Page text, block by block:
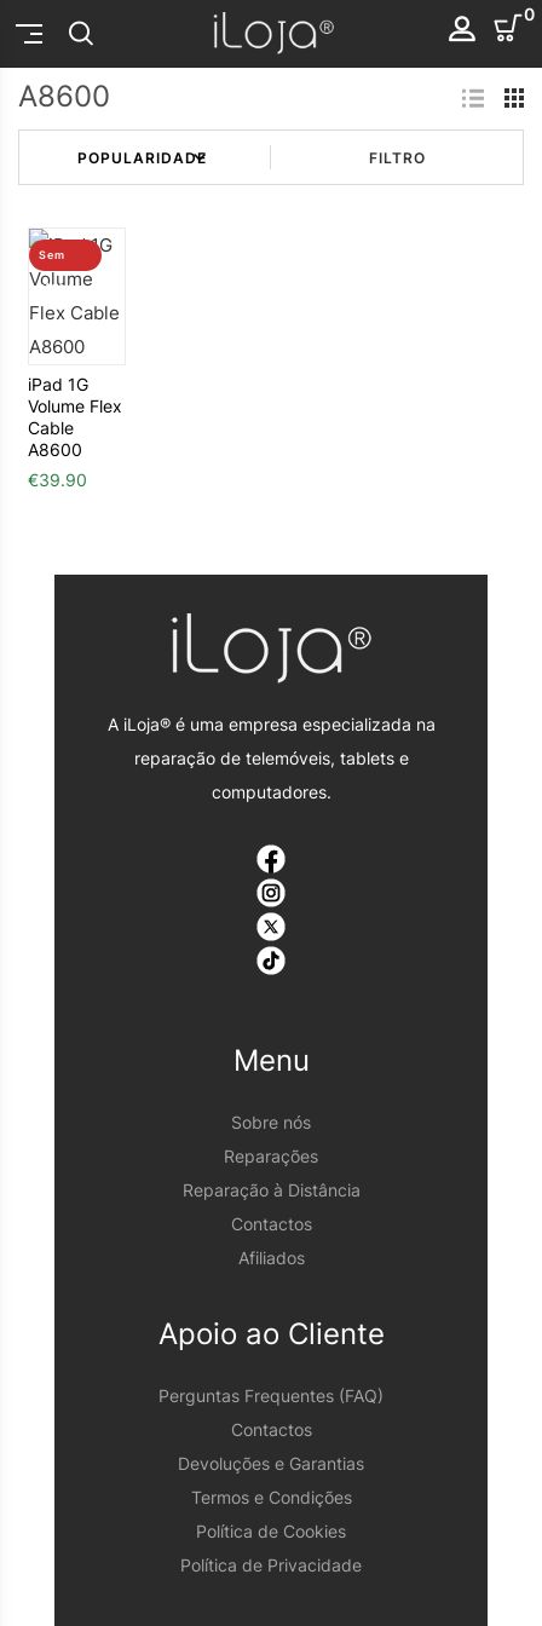
0
A8600
FILTRO
Sem
stock
iPad 1G
Volume Flex
Cable
A8600
€39.90
A iLoja® é uma empresa especializada na
reparação de telemóveis, tablets e
computadores.
Menu
Sobre nós
Reparações
Reparação à Distância
Contactos
Afiliados
Apoio ao Cliente
Perguntas Frequentes (FAQ)
Contactos
Devoluções e Garantias
Termos e Condições
Política de Cookies
Política de Privacidade